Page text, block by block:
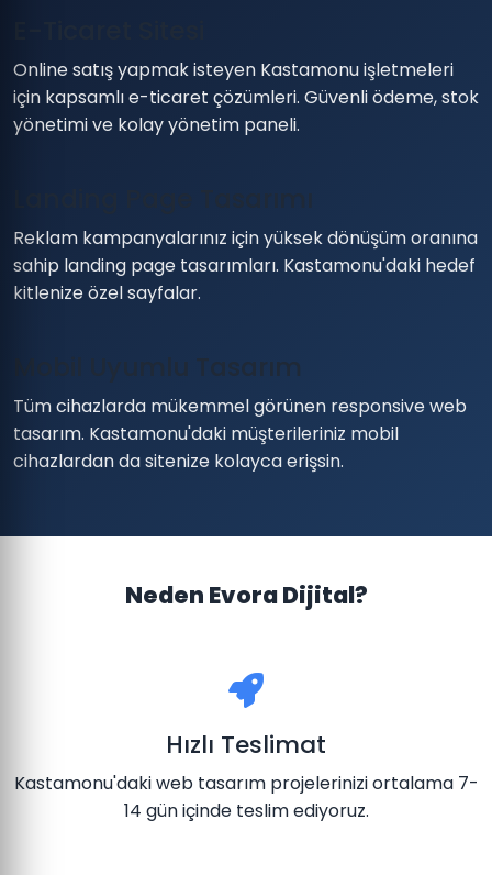
Online satış yapmak isteyen Kastamonu işletmeleri
için kapsamlı e-ticaret çözümleri. Güvenli ödeme, stok
yönetimi ve kolay yönetim paneli.
Reklam kampanyalarınız için yüksek dönüşüm oranına
sahip landing page tasarımları. Kastamonu'daki hedef
kitlenize özel sayfalar.
Mobil Uyumlu Tasarım
Tüm cihazlarda mükemmel görünen responsive web
tasarım. Kastamonu'daki müşterileriniz mobil
cihazlardan da sitenize kolayca erişsin.
Neden Evora Dijital?
Hızlı Teslimat
Kastamonu'daki web tasarım projelerinizi ortalama 7-
14 gün içinde teslim ediyoruz.